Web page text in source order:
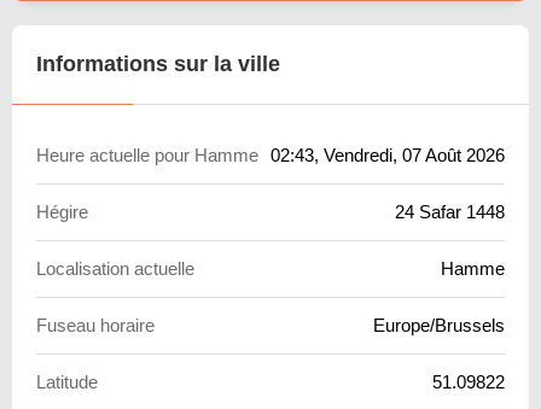
Informations sur la ville
Heure actuelle pour Hamme 02:43, Vendredi, 07 Août 2026
Hégire 24 Safar 1448
Localisation actuelle Hamme
Fuseau horaire Europe/Brussels
Latitude 51.09822